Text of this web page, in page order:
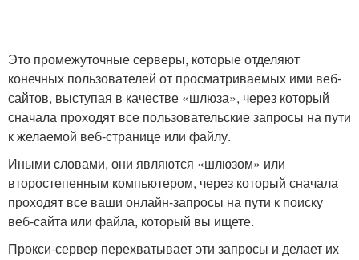
Это промежуточные серверы, которые отделяют
конечных пользователей от просматриваемых ими веб-
сайтов, выступая в качестве «шлюза», через который
сначала проходят все пользовательские запросы на пути
к желаемой веб-странице или файлу.
Иными словами, они являются «шлюзом» или
второстепенным компьютером, через который сначала
проходят все ваши онлайн-запросы на пути к поиску
веб-сайта или файла, который вы ищете.
Прокси-сервер перехватывает эти запросы и делает их